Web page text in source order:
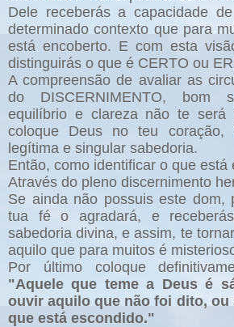
Dele receberás a capacidade
determinado contexto que para
está encoberto. E com esta
distinguirás o que é CERTO ou
A compreensão de avaliar as
do DISCERNIMENTO, bom
equilíbrio e clareza não te será
coloque Deus no teu
legítima e singular sabedoria.
Então, como identificar o que está
Através do pleno discernimento
Se ainda não possuis este dom,
tua fé o agradará, e
sabedoria divina, e assim, te
aquilo que para muitos é
Por último coloque
"Aquele que teme a Deus é
ouvir aquilo que não foi dito, ou
que está escondido."